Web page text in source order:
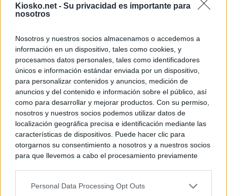
Kiosko.net - Su privacidad es importante para
nosotros
Nosotros y nuestros socios almacenamos o accedemos a
información en un dispositivo, tales como cookies, y
procesamos datos personales, tales como identificadores
únicos e información estándar enviada por un dispositivo,
para personalizar contenidos y anuncios, medición de
anuncios y del contenido e información sobre el público, así
como para desarrollar y mejorar productos. Con su permiso,
nosotros y nuestros socios podemos utilizar datos de
localización geográfica precisa e identificación mediante las
características de dispositivos. Puede hacer clic para
otorgarnos su consentimiento a nosotros y a nuestros socios
para que llevemos a cabo el procesamiento previamente
negar su consentimiento. Tenga en cuenta que algún
Personal Data Processing Opt Outs
© Kiosko.net Aviso Legal Privacidad y Cookies